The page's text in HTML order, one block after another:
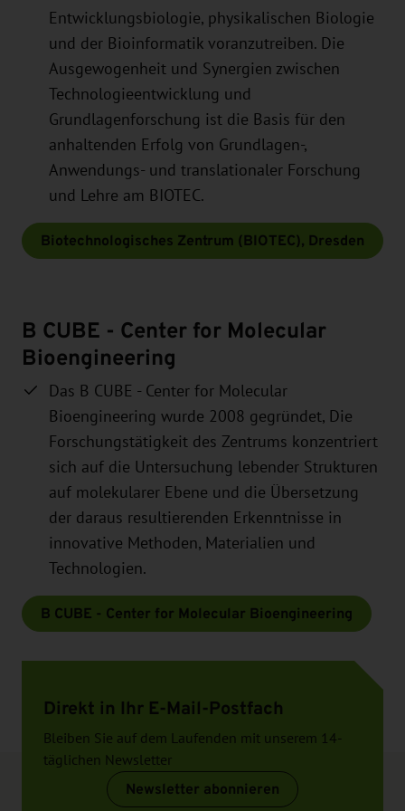
Entwicklungsbiologie, physikalischen Biologie
und der Bioinformatik voranzutreiben. Die
Ausgewogenheit und Synergien zwischen
Technologieentwicklung und
Grundlagenforschung ist die Basis für den
anhaltenden Erfolg von Grundlagen-,
Anwendungs- und translationaler Forschung
und Lehre am BIOTEC.
Biotechnologisches Zentrum (BIOTEC), Dresden
B CUBE - Center for Molecular
Bioengineering
Das B CUBE - Center for Molecular
Bioengineering wurde 2008 gegründet, Die
Forschungstätigkeit des Zentrums konzentriert
sich auf die Untersuchung lebender Strukturen
auf molekularer Ebene und die Übersetzung
der daraus resultierenden Erkenntnisse in
innovative Methoden, Materialien und
Technologien.
B CUBE - Center for Molecular Bioengineering
Direkt in Ihr E-Mail-Postfach
Bleiben Sie auf dem Laufenden mit unserem 14-
täglichen Newsletter
Newsletter abonnieren